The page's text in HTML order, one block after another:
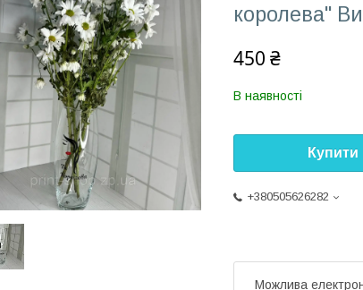
королева"
450 ₴
В наявності
Купити
+380505626282